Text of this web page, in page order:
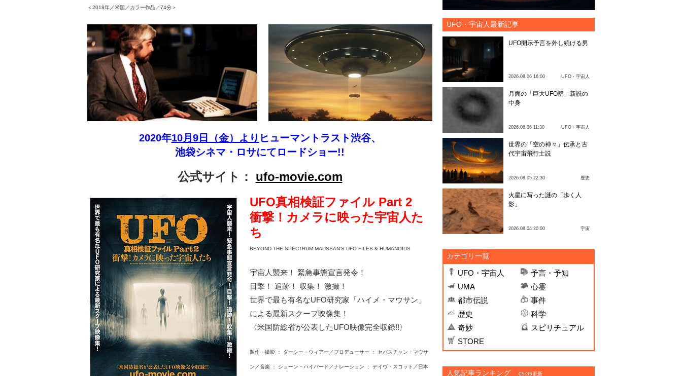
＜2018年／米国／カラー作品／74分＞
2020年10月9日（金）より ヒューマントラスト渋谷、
池袋シネマ・ロサにてロードショー!!
公式サイト： ufo-movie.com
UFO真相検証ファイル Part 2
衝撃！カメラに映った宇宙人た
ち
BEYOND THE SPECTRUM:MAUSSAN’S UFO FILES & HUMANOIDS
宇宙人襲来！ 緊急事態宣言発令！
目撃！ 追跡！ 収集！ 激撮！
世界で最も有名なUFO研究家「ハイメ・マウサン」
による最新スクープ映像集！
〈米国防総省が公表したUFO映像完全収録!!〉
製作・撮影 ： ダーシー・ウィアー／プロデューサー ： セバスチャン・マウサ
ン／音楽 ： ショーン・ハイバード／ナレーション ： デイヴ・スコット／日本
UFO・宇宙人最新記事
UFO開示予言を外し続ける男
2026.08.06 16:00 UFO・宇宙人
月面の「巨大UFO群」新説の
中身
2026.08.06 11:30 UFO・宇宙人
世界の「空の神々」伝承と古
代宇宙飛行士説
2026.08.05 22:30 歴史
火星に写った謎の「歩く人
影」
2026.08.04 20:00 宇宙
カテゴリ一覧
UFO・宇宙人
予言・予知
UMA
心霊
都市伝説
事件
歴史
科学
奇妙
スピリチュアル
STORE
人気記事ランキング 05:35更新